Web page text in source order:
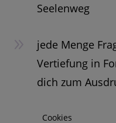
Seelenweg
9
jede Menge
Vertiefung in
dich zum
Cookies